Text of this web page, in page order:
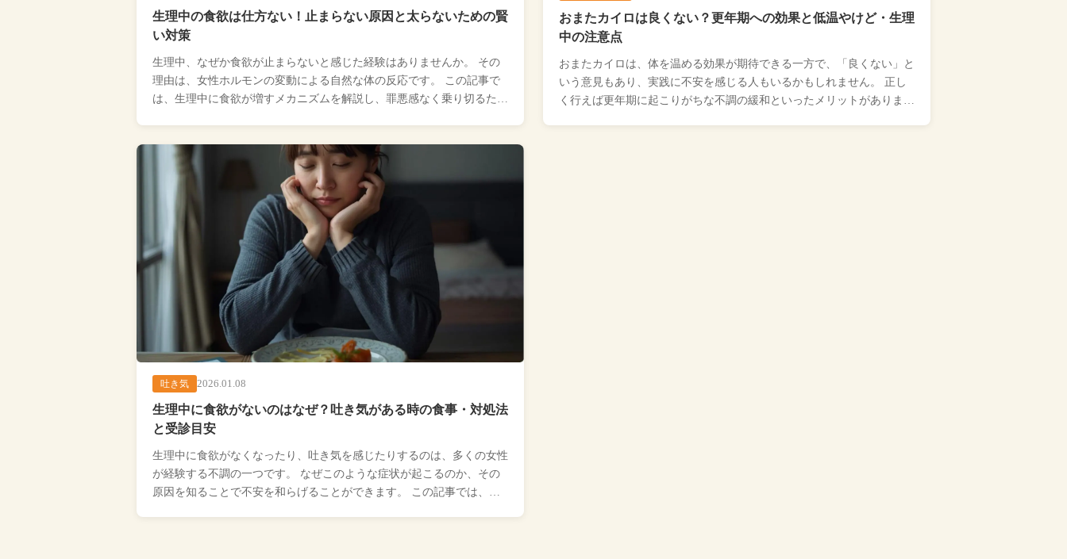
生理中の食欲は仕方ない！止まらない原因と太らないための賢
い対策
生理中、なぜか食欲が止まらないと感じた経験はありませんか。 その
理由は、女性ホルモンの変動による自然な体の反応です。 この記事で
は、生理中に食欲が増すメカニズムを解説し、罪悪感なく乗り切るため
おまたカイロは良くない？更年期への効果と低温やけど・生理
中の注意点
おまたカイロは、体を温める効果が期待できる一方で、「良くない」と
いう意見もあり、実践に不安を感じる人もいるかもしれません。 正し
く行えば更年期に起こりがちな不調の緩和といったメリットがあります
吐き気 2026.01.08
生理中に食欲がないのはなぜ？吐き気がある時の食事・対処法
と受診目安
生理中に食欲がなくなったり、吐き気を感じたりするのは、多くの女性
が経験する不調の一つです。 なぜこのような症状が起こるのか、その
原因を知ることで不安を和らげることができます。 この記事では、生